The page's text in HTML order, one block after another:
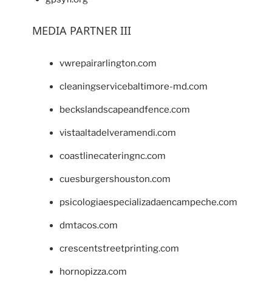
MEDIA PARTNER III
vwrepairarlington.com
cleaningservicebaltimore-md.com
beckslandscapeandfence.com
vistaaltadelveramendi.com
coastlinecateringnc.com
cuesburgershouston.com
psicologiaespecializadaencampeche.com
dmtacos.com
crescentstreetprinting.com
hornopizza.com